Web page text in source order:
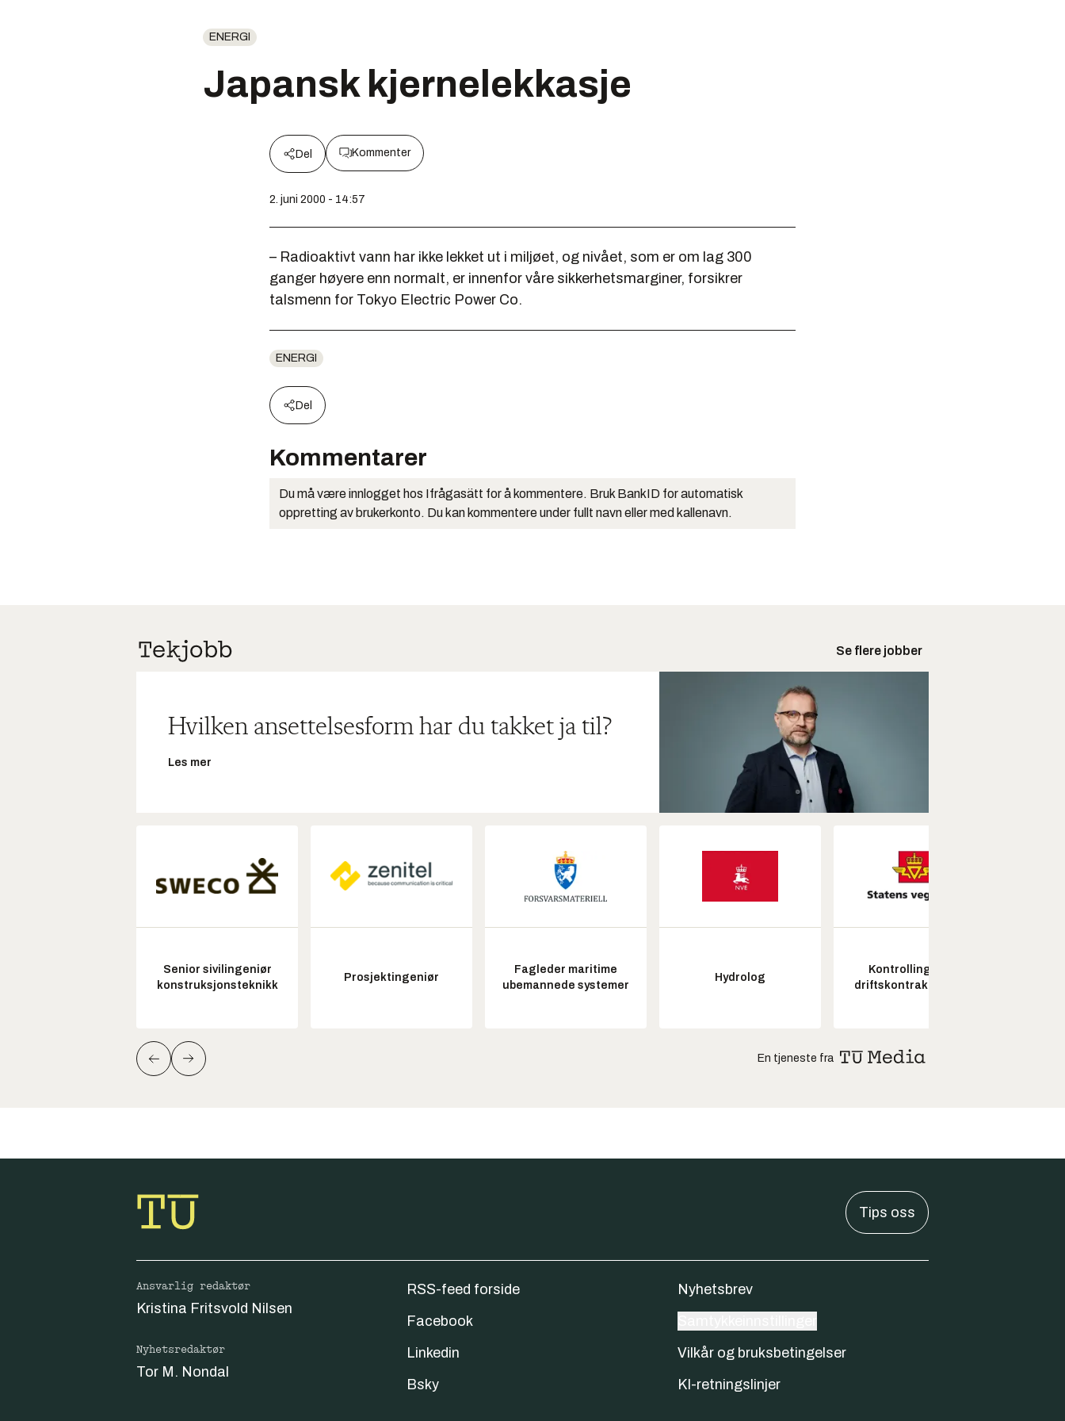
ENERGI
Japansk kjernelekkasje
Del Kommenter
2. juni 2000 - 14:57
– Radioaktivt vann har ikke lekket ut i miljøet, og nivået, som er om lag 300
ganger høyere enn normalt, er innenfor våre sikkerhetsmarginer, forsikrer
talsmenn for Tokyo Electric Power Co.
ENERGI
Del
Kommentarer
Du må være innlogget hos Ifrågasätt for å kommentere. Bruk BankID for automatisk
oppretting av brukerkonto. Du kan kommentere under fullt navn eller med kallenavn.
Se flere jobber
Hvilken ansettelsesform har du takket ja til?
Les mer
Senior sivilingeniør
konstruksjonsteknikk
Prosjektingeniør
Fagleder maritime
ubemannede systemer
Hydrolog
Kontrollingeniør
driftskontrakt elektro
En tjeneste fra
Tips oss
Ansvarlig redaktør
Kristina Fritsvold Nilsen
Nyhetsredaktør
Tor M. Nondal
RSS-feed forside
Facebook
Linkedin
Bsky
Nyhetsbrev
Vilkår og bruksbetingelser
KI-retningslinjer